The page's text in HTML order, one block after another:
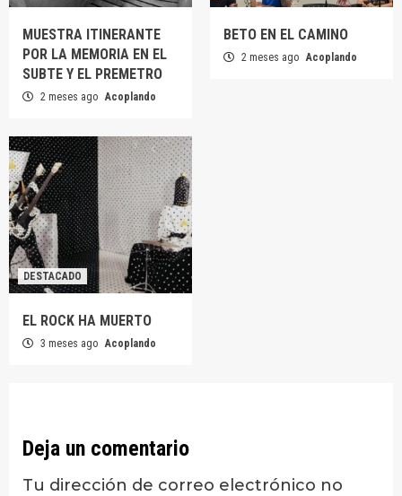
MUESTRA ITINERANTE
POR LA MEMORIA EN EL
SUBTE Y EL PREMETRO
2 meses ago Acoplando
BETO EN EL CAMINO
2 meses ago Acoplando
DESTACADO
EL ROCK HA MUERTO
3 meses ago Acoplando
Deja un comentario
Tu dirección de correo electrónico no